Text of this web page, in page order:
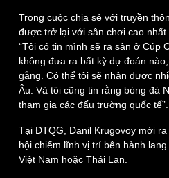
Trong cuộc chia sẻ với truyền
được trở lại với sân chơi cao nhất
“Tôi có tin mình sẽ ra sân ở Cúp
không đưa ra bất kỳ dự đoán
gắng. Có thể tôi sẽ nhận được
Âu. Và tôi cũng tin rằng bóng đá
tham gia các đấu trường quốc tế”.
Tại ĐTQG, Danil Krugovoy mới
hội chiếm lĩnh vị trí bên hành
Việt Nam hoặc Thái Lan.